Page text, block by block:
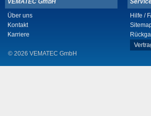
VEMATEC GmbH
Über uns
Kontakt
Karriere
© 2026 VEMATEC GmbH
Hilfe /